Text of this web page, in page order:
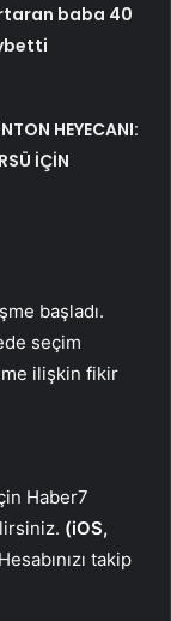
baba 40
HEYECANI:
İÇİN
başladı.
seçim
ilişkin fikir
Haber7
(iOS,
Hesabınızı takip